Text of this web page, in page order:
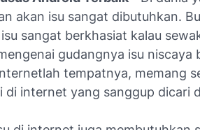
akan isu sangat dibutuhkan.
sangat berkhasiat kalau
gudangnya isu niscaya
tempatnya, memang
di internet yang sanggup dicari